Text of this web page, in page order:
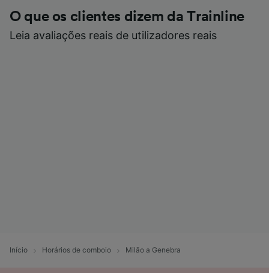
O que os clientes dizem da Trainline
Leia avaliações reais de utilizadores reais
Início Horários de comboio Milão a Genebra